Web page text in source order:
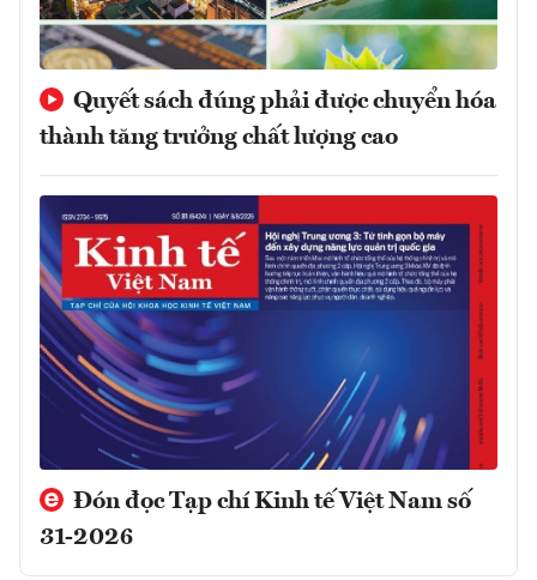
Quyết sách đúng phải được chuyển hóa
thành tăng trưởng chất lượng cao
Đón đọc Tạp chí Kinh tế Việt Nam số
31-2026